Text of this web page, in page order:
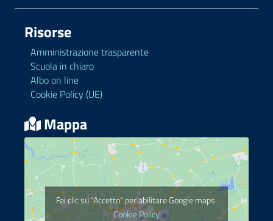
Risorse
Amministrazione trasparente
Scuola in chiaro
Albo on line
Cookie Policy (UE)
Mappa
Fai clic su "Accetto" per abilitare Google maps
Cookie Policy